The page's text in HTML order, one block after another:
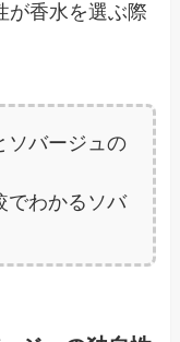
が香水を選ぶ際
ソバージュの
でわかるソバ